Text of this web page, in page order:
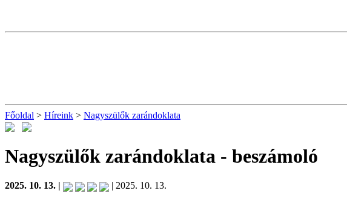
Főoldal > Híreink > Nagyszülők zarándoklata
Nagyszülők zarándoklata - beszámoló
2025. 10. 13. | | 2025. 10. 13.